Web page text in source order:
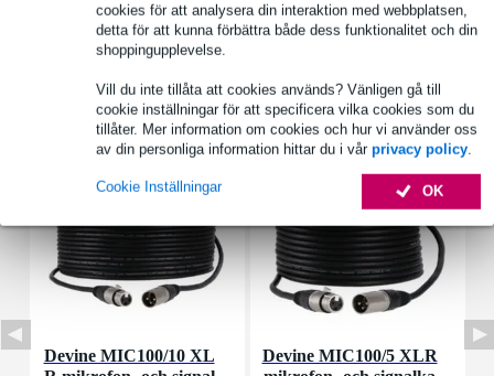
cookies för att analysera din interaktion med webbplatsen,
detta för att kunna förbättra både dess funktionalitet och din
shoppingupplevelse.
Vill du inte tillåta att cookies används? Vänligen gå till
cookie inställningar för att specificera vilka cookies som du
tillåter. Mer information om cookies och hur vi använder oss
av din personliga information hittar du i vår privacy policy.
OK
Cookie Inställningar
med utskärningar för handtag
Fullständiga specifikationer
Tillbehör (19)
Devine MIC100/10 XL
Devine MIC100/5 XLR